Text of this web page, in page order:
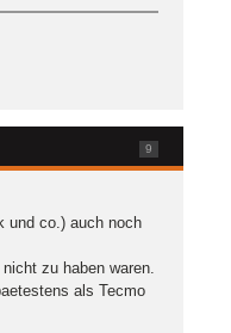
9
und co.) auch noch
zu haben waren.
als Tecmo